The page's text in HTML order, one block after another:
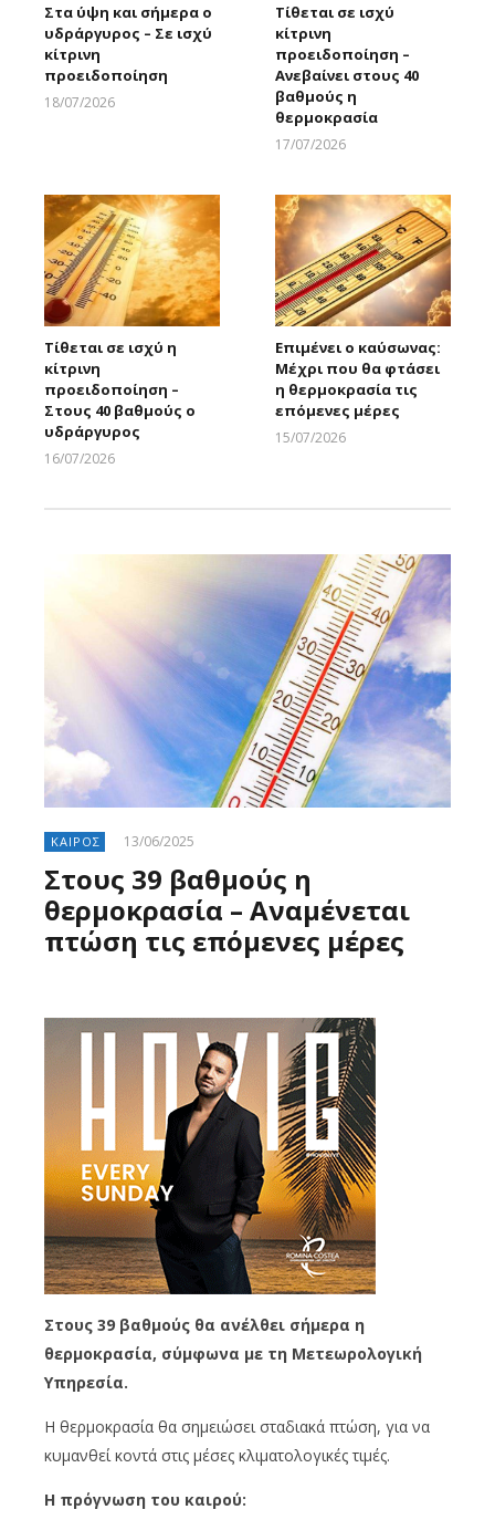
Στα ύψη και σήμερα ο
υδράργυρος – Σε ισχύ
κίτρινη
προειδοποίηση
18/07/2026
Τίθεται σε ισχύ
κίτρινη
προειδοποίηση –
Ανεβαίνει στους 40
βαθμούς η
θερμοκρασία
17/07/2026
Τίθεται σε ισχύ η
κίτρινη
προειδοποίηση –
Στους 40 βαθμούς ο
υδράργυρος
16/07/2026
Επιμένει ο καύσωνας:
Μέχρι που θα φτάσει
η θερμοκρασία τις
επόμενες μέρες
15/07/2026
ΚΑΙΡΟΣ 13/06/2025
Στους 39 βαθμούς η
θερμοκρασία – Αναμένεται
πτώση τις επόμενες μέρες
Στους 39 βαθμούς θα ανέλθει σήμερα η
θερμοκρασία, σύμφωνα με τη Μετεωρολογική
Υπηρεσία.
Η θερμοκρασία θα σημειώσει σταδιακά πτώση, για να
κυμανθεί κοντά στις μέσες κλιματολογικές τιμές.
Η πρόγνωση του καιρού: